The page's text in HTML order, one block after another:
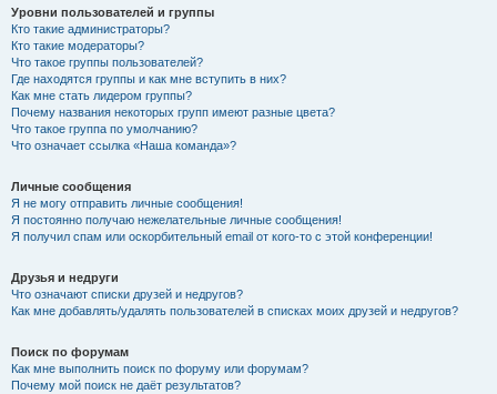
Уровни пользователей и группы
Кто такие администраторы?
Кто такие модераторы?
Что такое группы пользователей?
Где находятся группы и как мне вступить в них?
Как мне стать лидером группы?
Почему названия некоторых групп имеют разные цвета?
Что такое группа по умолчанию?
Что означает ссылка «Наша команда»?
Личные сообщения
Я не могу отправить личные сообщения!
Я постоянно получаю нежелательные личные сообщения!
Я получил спам или оскорбительный email от кого-то с этой конференции!
Друзья и недруги
Что означают списки друзей и недругов?
Как мне добавлять/удалять пользователей в списках моих друзей и недругов?
Поиск по форумам
Как мне выполнить поиск по форуму или форумам?
Почему мой поиск не даёт результатов?